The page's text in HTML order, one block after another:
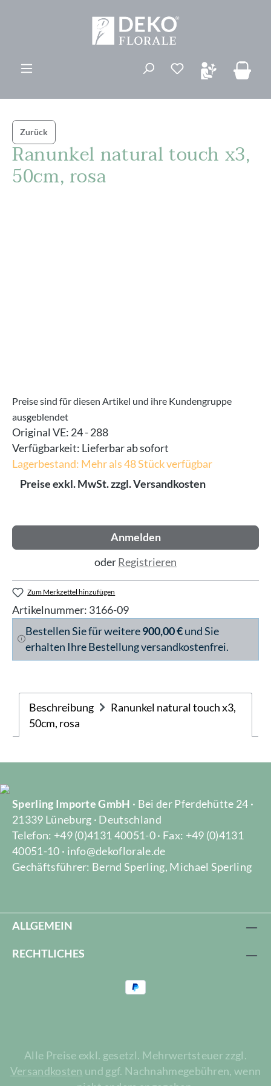
Du hast 0
Zurück
Ranunkel natural touch x3,
50cm, rosa
Preise sind für diesen Artikel und ihre Kundengruppe
ausgeblendet
Original VE: 24 - 288
Verfügbarkeit: Lieferbar ab sofort
Lagerbestand: Mehr als 48 Stück verfügbar
Preise exkl. MwSt. zzgl. Versandkosten
Anmelden
oderRegistrieren
Zum Merkzettel hinzufügen
Artikelnummer: 3166-09
Bestellen Sie für weitere900,00 €und Sie
erhalten Ihre Bestellung versandkostenfrei.
Beschreibung
Ranunkel natural touch x3,
50cm, rosa
Sperling Importe GmbH · Bei der Pferdehütte 24 ·
21339 Lüneburg · Deutschland
Telefon: +49 (0)4131 40051-0 · Fax: +49 (0)4131
40051-10 · info@dekoflorale.de
Gechäftsführer: Bernd Sperling, Michael Sperling
ALLGEMEIN
RECHTLICHES
Alle Preise exkl. gesetzl. Mehrwertsteuer zzgl.
Versandkosten und ggf. Nachnahmegebühren, wenn